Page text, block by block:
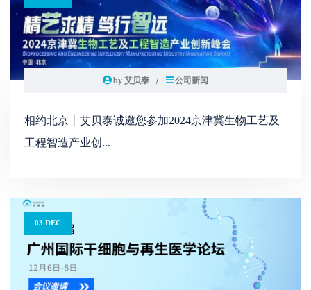
by 艾贝泰 公司新闻
相约北京丨艾贝泰诚邀您参加2024京津冀生物工艺及
工程智造产业创...
03 DEC